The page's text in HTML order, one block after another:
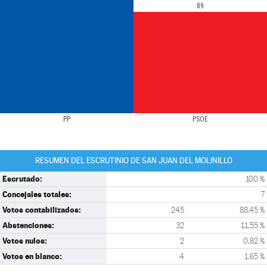
PP PSOE
89
RESUMEN DEL ESCRUTINIO DE SAN JUAN DEL MOLINILLO
Escrutado: 100 %
Concejales totales: 7
Votos contabilizados: 245 88,45 %
Abstenciones: 32 11,55 %
Votos nulos: 2 0,82 %
Votos en blanco: 4 1,65 %